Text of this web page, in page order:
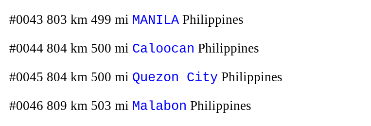
#0043 803 km 499 mi MANILAPhilippines
#0044 804 km 500 mi Caloocan Philippines
#0045 804 km 500 mi Quezon CityPhilippines
#0046 809 km 503 mi Malabon Philippines